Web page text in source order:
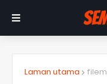
Laman utama